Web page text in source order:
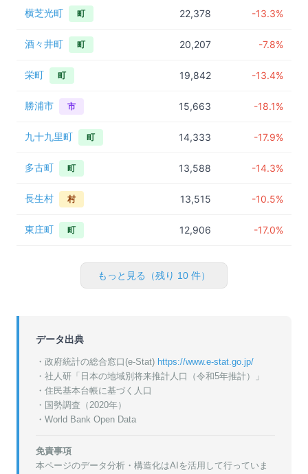
横芝光町 町 22,378 -13.3%
酒々井町 町 20,207 -7.8%
栄町 町 19,842 -13.4%
勝浦市 市 15,663 -18.1%
九十九里町 町 14,333 -17.9%
多古町 町 13,588 -14.3%
長生村 村 13,515 -10.5%
東庄町 町 12,906 -17.0%
もっと見る（残り 10 件）
データ出典
・政府統計の総合窓口(e-Stat) https://www.e-stat.go.jp/
・ 社人研「日本の地域別将来推計人口（令和5年推計）」
・ 住民基本台帳に基づく人口
・ 国勢調査（2020年）
・World Bank Open Data
免責事項
本ページのデータ分析・構造化はAIを活用して行っていま